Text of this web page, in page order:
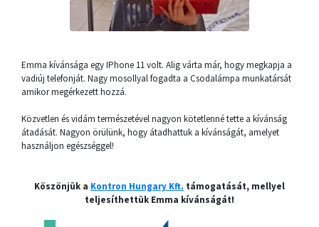
Emma kívánsága egy IPhone 11 volt. Alig várta már, hogy megkapja a
vadiúj telefonját. Nagy mosollyal fogadta a Csodalámpa munkatársát
amikor megérkezett hozzá.
Közvetlen és vidám természetével nagyon kötetlenné tette a kívánság
átadását. Nagyon örülünk, hogy átadhattuk a kívánságát, amelyet
használjon egészséggel!
Köszönjük a Kontron Hungary Kft. támogatását, mellyel
teljesíthettük Emma kívánságát!